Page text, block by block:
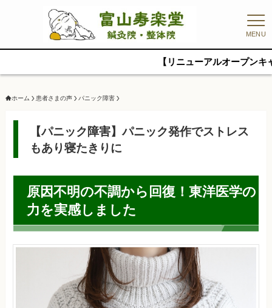
MENU
【リニューアルオープンキャンペーン
ホーム 患者さまの声 パニック障害
【パニック障害】パニック発作でストレス
もあり寝たきりに
原因不明の不調から回復！東洋医学の
力を実感しました